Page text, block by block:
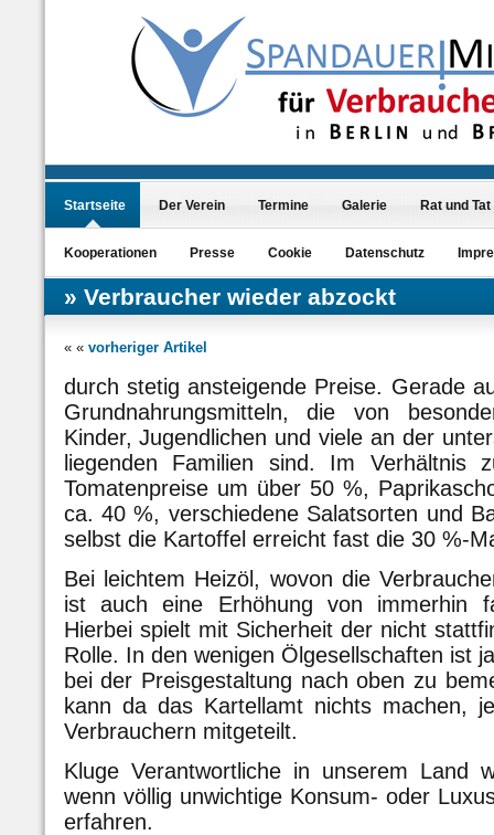
Startseite Der Verein Termine Galerie Rat und Tat
Kooperationen Presse Cookie Datenschutz
Verbraucher wieder abzockt
« « vorheriger Artikel
durch stetig ansteigende Preise. Gerade
Grundnahrungsmitteln, die von
Kinder, Jugendlichen und viele an der
liegenden Familien sind. Im Verhältnis
Tomatenpreise um über 50 %,
ca. 40 %, verschiedene Salatsorten und
selbst die Kartoffel erreicht fast die 30 %-
Bei leichtem Heizöl, wovon die
ist auch eine Erhöhung von immerhin
Hierbei spielt mit Sicherheit der nicht
Rolle. In den wenigen Ölgesellschaften ist
bei der Preisgestaltung nach oben zu
kann da das Kartellamt nichts machen,
Verbrauchern mitgeteilt.
Kluge Verantwortliche in unserem Land
wenn völlig unwichtige Konsum- oder
erfahren.